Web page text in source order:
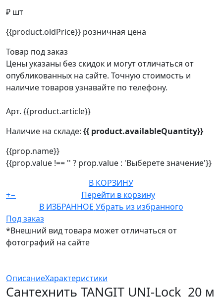
₽ шт
{{product.oldPrice}} розничная цена
Товар под заказ
Цены указаны без скидок и могут отличаться от
опубликованных на сайте. Точную стоимость и
наличие товаров узнавайте по телефону.
Арт. {{product.article}}
Наличие на складе: {{ product.availableQuantity}}
{{prop.name}}
{{prop.value !== '' ? prop.value : 'Выберете значение'}}
В КОРЗИНУ
+−
Перейти в корзину
В ИЗБРАННОЕ Убрать из избранного
Под заказ
*Внешний вид товара может отличаться от
фотографий на сайте
ОписаниеХарактеристики
Сантехнить TANGIT UNI-Lock 20 м